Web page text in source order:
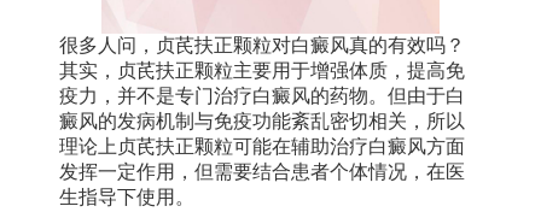
很多人问，贞芪扶正颗粒对白癜风真的有效吗？
其实，贞芪扶正颗粒主要用于增强体质，提高免
疫力，并不是专门治疗白癜风的药物。但由于白
癜风的发病机制与免疫功能紊乱密切相关，所以
理论上贞芪扶正颗粒可能在辅助治疗白癜风方面
发挥一定作用，但需要结合患者个体情况，在医
生指导下使用。